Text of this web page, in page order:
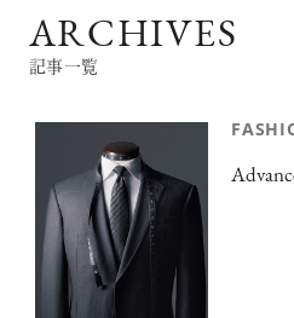
CATEGORY
FASHION
BEAUTY
TRAVEL
LIFESTYLE
AdvancedClub
な大人達におくる、スペシャル
高感度なファッション、カルチ
教養を求め、今までの人生で積
って楽しみながら、進化するソ
何かに縛られていた時間から
人気の検索キーワード
リゾート
美白
ARCHIVES
記事一覧